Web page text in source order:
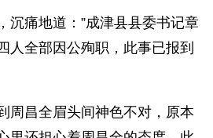
沉痛地道：”成津县县委书记章
人全部因公殉职，此事已报到
周昌全眉头间神色不对，原本